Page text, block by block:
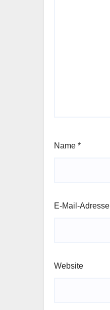
Name *
E-Mail-Adresse
Website